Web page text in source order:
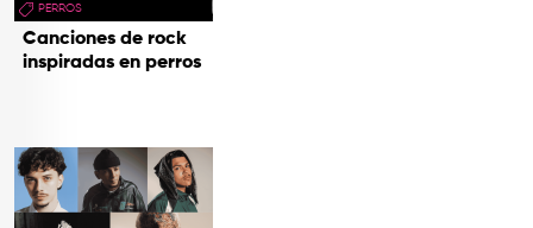
PERROS
Canciones de rock
inspiradas en perros